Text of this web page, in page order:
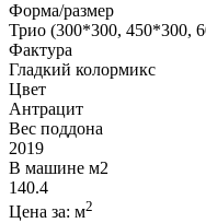
Форма/размер
Трио (300*300, 450*300,
Фактура
Гладкий колормикс
Цвет
Антрацит
Вес поддона
2019
В машине м2
140.4
Цена за: м2